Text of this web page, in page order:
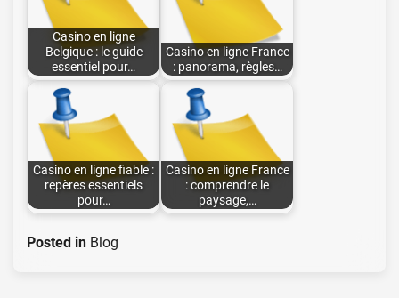
Casino en ligne
Belgique : le guide
essentiel pour…
Casino en ligne France
: panorama, règles…
Casino en ligne fiable :
repères essentiels
pour…
Casino en ligne France
: comprendre le
paysage,…
Posted in Blog